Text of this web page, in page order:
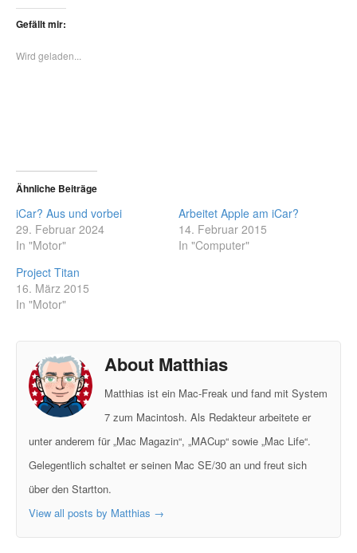
Gefällt mir:
Wird geladen...
Ähnliche Beiträge
iCar? Aus und vorbei
29. Februar 2024
In "Motor"
Arbeitet Apple am iCar?
14. Februar 2015
In "Computer"
Project Titan
16. März 2015
In "Motor"
About Matthias
Matthias ist ein Mac-Freak und fand mit System
7 zum Macintosh. Als Redakteur arbeitete er
unter anderem für „Mac Magazin“, „MACup“ sowie „Mac Life“.
Gelegentlich schaltet er seinen Mac SE/30 an und freut sich
über den Startton.
View all posts by Matthias →